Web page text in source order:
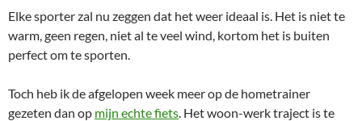
Elke sporter zal nu zeggen dat het weer ideaal is. Het is niet te
warm, geen regen, niet al te veel wind, kortom het is buiten
perfect om te sporten.
Toch heb ik de afgelopen week meer op de hometrainer
gezeten dan op mijn echte fiets. Het woon-werk traject is te